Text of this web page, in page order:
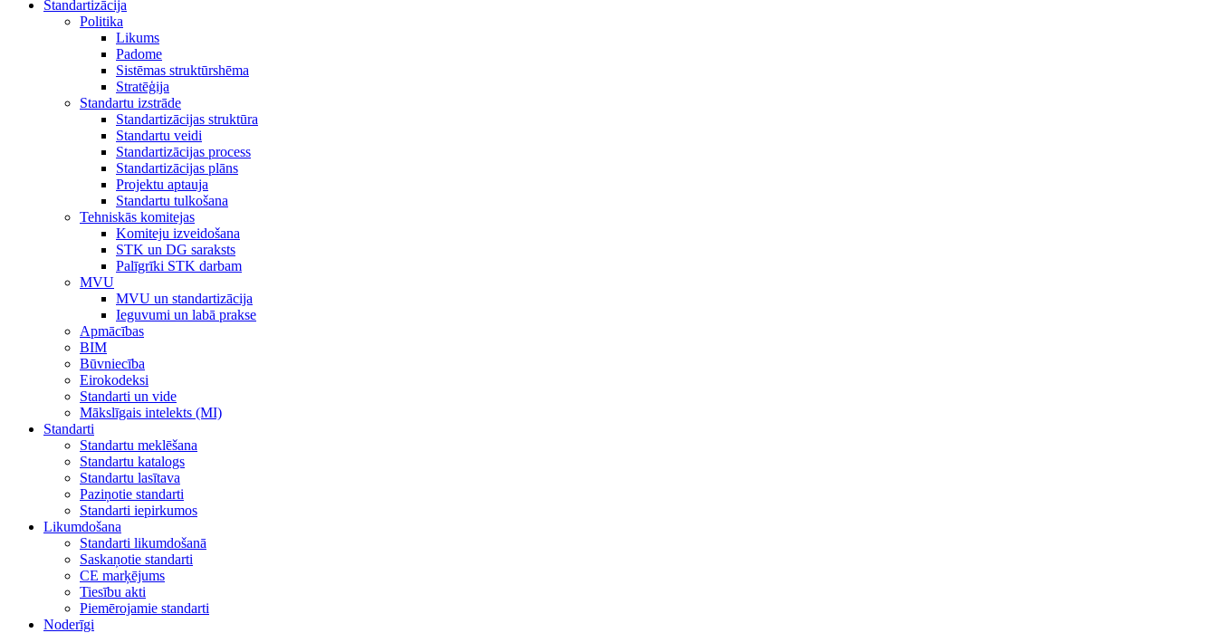
Standartizācija
Politika
Likums
Padome
Sistēmas struktūrshēma
Stratēģija
Standartu izstrāde
Standartizācijas struktūra
Standartu veidi
Standartizācijas process
Standartizācijas plāns
Projektu aptauja
Standartu tulkošana
Tehniskās komitejas
Komiteju izveidošana
STK un DG saraksts
Palīgrīki STK darbam
MVU
MVU un standartizācija
Ieguvumi un labā prakse
Apmācības
BIM
Būvniecība
Eirokodeksi
Standarti un vide
Mākslīgais intelekts (MI)
Standarti
Standartu meklēšana
Standartu katalogs
Standartu lasītava
Paziņotie standarti
Standarti iepirkumos
Likumdošana
Standarti likumdošanā
Saskaņotie standarti
CE marķējums
Tiesību akti
Piemērojamie standarti
Noderīgi